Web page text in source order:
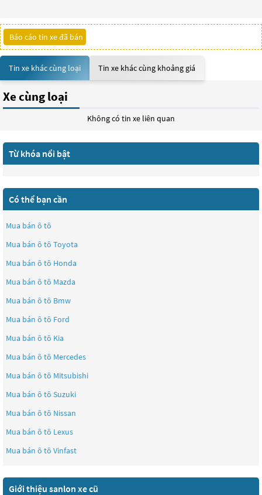
Báo cáo tin xe đã bán
Tin xe khác cùng loại Tin xe khác cùng khoảng giá
Xe cùng loại
Không có tin xe liên quan
Từ khóa nổi bật
Có thể bạn cần
Mua bán ô tô
Mua bán ô tô Toyota
Mua bán ô tô Honda
Mua bán ô tô Mazda
Mua bán ô tô Bmw
Mua bán ô tô Ford
Mua bán ô tô Kia
Mua bán ô tô Mercedes
Mua bán ô tô Mitsubishi
Mua bán ô tô Suzuki
Mua bán ô tô Nissan
Mua bán ô tô Lexus
Mua bán ô tô Vinfast
Giới thiệu sanlon xe cũ